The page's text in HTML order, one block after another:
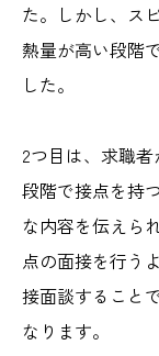
た。しかし、ス
熱量が高い段階
した。
2つ目は、求職
段階で接点を持
な内容を伝えら
点の面接を行う
接面談すること
なります。